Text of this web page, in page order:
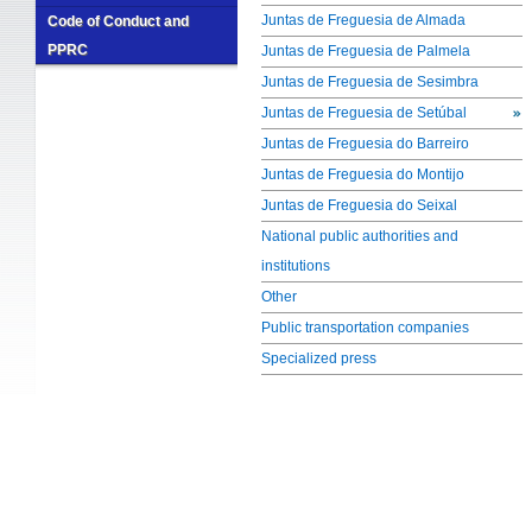
Code of Conduct and
PPRC
Juntas de Freguesia de Almada
Juntas de Freguesia de Palmela
Juntas de Freguesia de Sesimbra
Juntas de Freguesia de Setúbal
Juntas de Freguesia do Barreiro
Juntas de Freguesia do Montijo
Juntas de Freguesia do Seixal
National public authorities and
institutions
Other
Public transportation companies
Specialized press